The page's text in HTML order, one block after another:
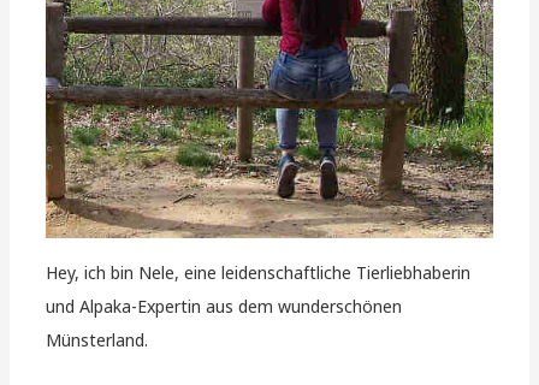
Hey, ich bin Nele, eine leidenschaftliche Tierliebhaberin
und Alpaka-Expertin aus dem wunderschönen
Münsterland.